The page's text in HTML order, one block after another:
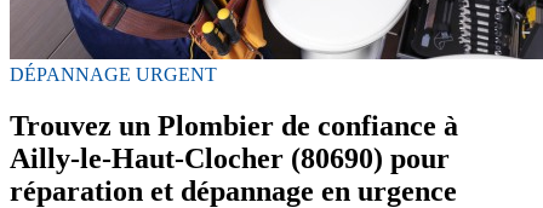
DÉPANNAGE URGENT
Trouvez un Plombier de confiance à
Ailly-le-Haut-Clocher (80690) pour
réparation et dépannage en urgence